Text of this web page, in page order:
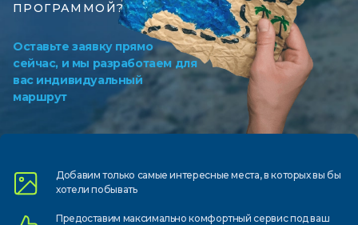
ПРОГРАММОЙ?
Оставьте заявку прямо
сейчас, и мы разработаем для
вас индивидуальный
маршрут
Добавим только самыеинтересные места, в которыхвы бы
хотели побывать
Предоставим максимально комфортныйсервис под ваш